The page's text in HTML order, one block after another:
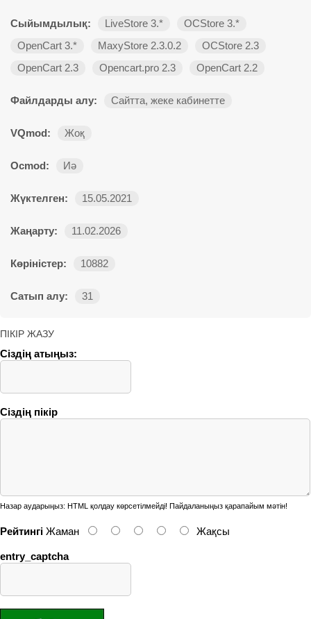
Сыйымдылық: LiveStore 3.*
OCStore 3.*
OpenCart 3.*
MaxyStore 2.3.0.2
OCStore 2.3
OpenCart 2.3
Opencart.pro 2.3 OpenCart 2.2
Файлдарды алу: Сайтта, жеке кабинетте
VQmod: Жоқ
Ocmod: Иә
Жүктелген: 15.05.2021
Жаңарту: 11.02.2026
Көріністер: 10882
Сатып алу: 31
ПІКІР ЖАЗУ
Сіздің атыңыз:
Сіздің пікір
Назар аударыңыз: HTML қолдау көрсетілмейді! Пайдаланыңыз қарапайым мәтін!
Рейтингі Жаман Жақсы
entry_captcha